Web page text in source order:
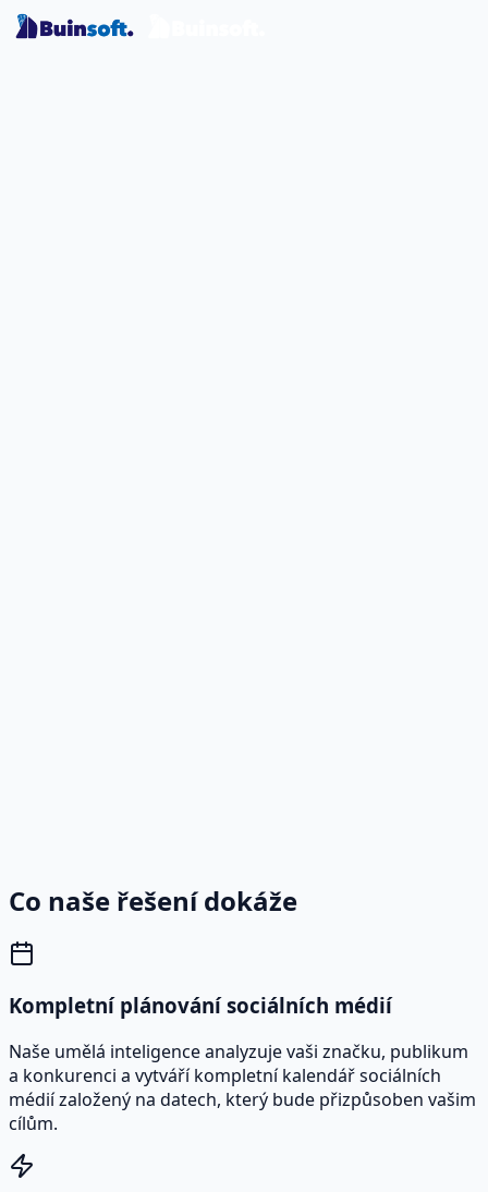
Co naše řešení dokáže
Kompletní plánování sociálních médií
Naše umělá inteligence analyzuje vaši značku, publikum
a konkurenci a vytváří kompletní kalendář sociálních
médií založený na datech, který bude přizpůsoben vašim
cílům.